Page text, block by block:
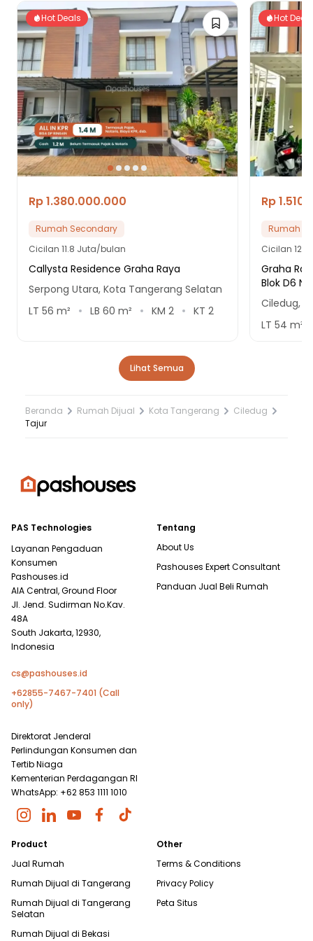
Hot Deals
Rp 1.380.000.000
Rumah Secondary
Cicilan 11.8 Juta/bulan
Callysta Residence Graha Raya
Serpong Utara, Kota Tangerang Selatan
LT 56 m² LB 60 m² KM 2 KT 2
Hot Deals
Rp
Rumah
Cicilan
Graha
Blok D6
Ciledug,
LT 54 m²
Lihat Semua
Beranda Rumah Dijual Kota Tangerang
Ciledug
Tajur
PAS Technologies
Layanan Pengaduan
Konsumen
Pashouses.id
AIA Central, Ground Floor
Jl. Jend. Sudirman No.Kav.
48A
South Jakarta, 12930,
Indonesia
cs@pashouses.id
+62855-7467-7401 (Call
only)
Direktorat Jenderal
Perlindungan Konsumen dan
Tertib Niaga
Kementerian Perdagangan RI
WhatsApp: +62 853 1111 1010
Tentang
About Us
Pashouses Expert Consultant
Panduan Jual Beli Rumah
Product
Jual Rumah
Rumah Dijual di Tangerang
Rumah Dijual di Tangerang
Selatan
Rumah Dijual di Bekasi
Other
Terms & Conditions
Privacy Policy
Peta Situs